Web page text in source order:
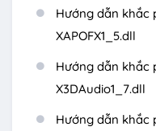
Hướng dẫn khắc
XAPOFX1_5.dll
Hướng dẫn khắc
X3DAudio1_7.dll
Hướng dẫn khắc